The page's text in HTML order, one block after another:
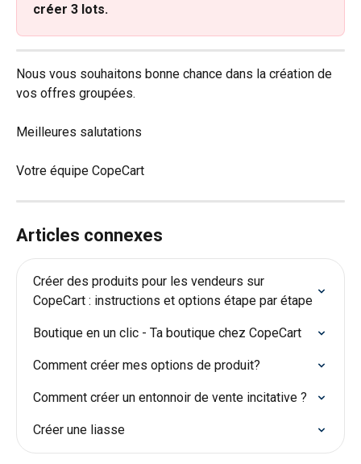
créer 3 lots.
Nous vous souhaitons bonne chance dans la création de
vos offres groupées.
Meilleures salutations
Votre équipe CopeCart
Articles connexes
Créer des produits pour les vendeurs sur
CopeCart : instructions et options étape par étape
Boutique en un clic - Ta boutique chez CopeCart
Comment créer mes options de produit?
Comment créer un entonnoir de vente incitative ?
Créer une liasse